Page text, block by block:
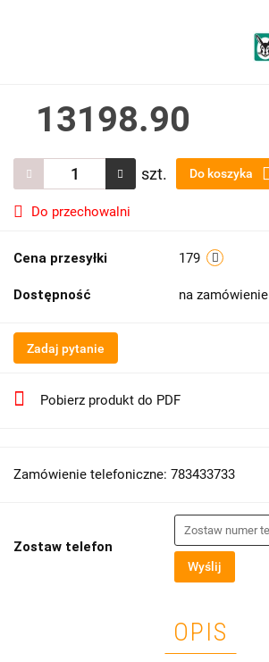
13198.90
szt. Do koszyka
Do przechowalni
Cena przesyłki 179
Dostępność na zamówienie
Zadaj pytanie
Pobierz produkt do PDF
Zamówienie telefoniczne: 783433733
Zostaw telefon
Wyślij
OPIS